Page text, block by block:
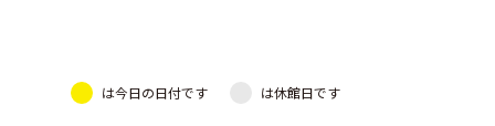
は今日の日付です は休館日です